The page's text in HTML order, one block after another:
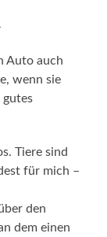
Auto auch
wenn sie
gutes
Tiere sind
für mich –
den
dem einen